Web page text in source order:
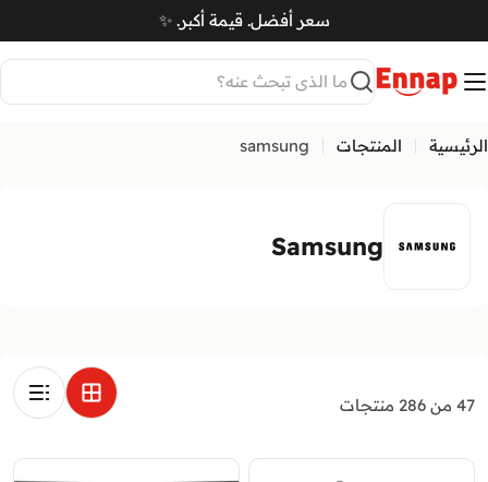
to
سعر أفضل. قيمة أكبر. ✨
بحث
الرئيسية المنتجات samsung
ا
:
Samsung
47 من 286 منتجات